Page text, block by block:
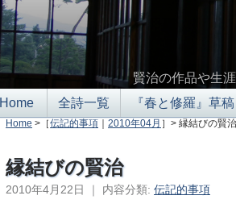
賢治の作品や生
Home
全詩一覧 『春と修羅』草稿
Home >［伝記的事項 ｜ 2010年04月 ］> 縁結びの賢治
縁結びの賢治
2010年4月22日 ｜ 内容分類: 伝記的事項